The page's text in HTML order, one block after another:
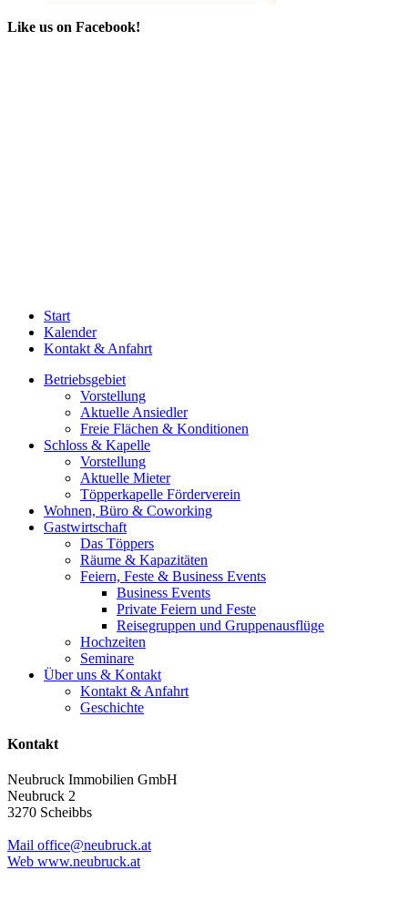
Like us on Facebook!
Start
Kalender
Kontakt & Anfahrt
Betriebsgebiet
Vorstellung
Aktuelle Ansiedler
Freie Flächen & Konditionen
Schloss & Kapelle
Vorstellung
Aktuelle Mieter
Töpperkapelle Förderverein
Wohnen, Büro & Coworking
Gastwirtschaft
Das Töppers
Räume & Kapazitäten
Feiern, Feste & Business Events
Business Events
Private Feiern und Feste
Reisegruppen und Gruppenausflüge
Hochzeiten
Seminare
Über uns & Kontakt
Kontakt & Anfahrt
Geschichte
Kontakt
Neubruck Immobilien GmbH
Neubruck 2
3270 Scheibbs
Mail office@neubruck.at
Web www.neubruck.at